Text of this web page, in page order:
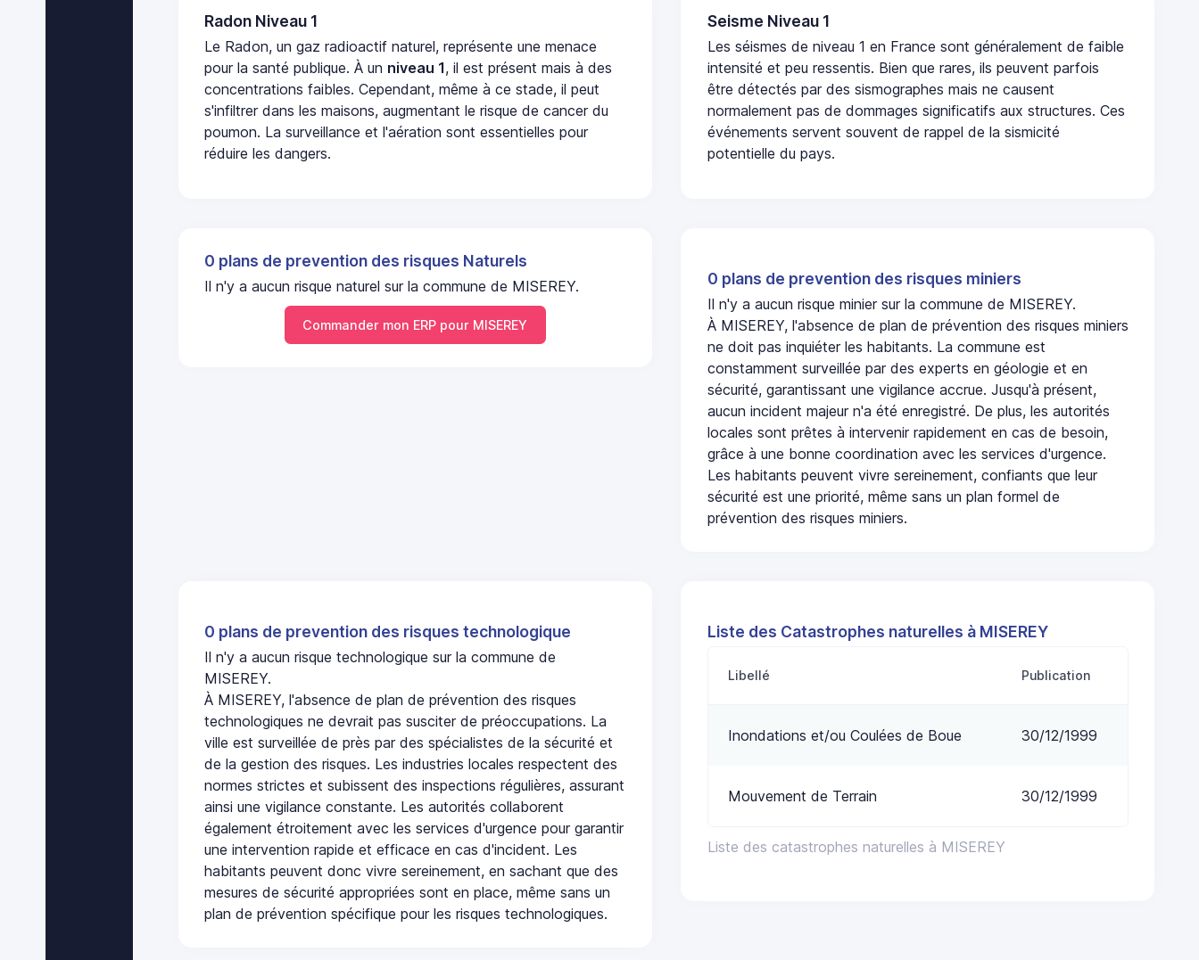
Radon Niveau 1
Le Radon, un gaz radioactif naturel, représente une menace
pour la santé publique. À un niveau 1, il est présent mais à des
concentrations faibles. Cependant, même à ce stade, il peut
s'infiltrer dans les maisons, augmentant le risque de cancer du
poumon. La surveillance et l'aération sont essentielles pour
réduire les dangers.
Seisme Niveau 1
Les séismes de niveau 1 en France sont généralement de faible
intensité et peu ressentis. Bien que rares, ils peuvent parfois
être détectés par des sismographes mais ne causent
normalement pas de dommages significatifs aux structures. Ces
événements servent souvent de rappel de la sismicité
potentielle du pays.
0 plans de prevention des risques Naturels
Il n'y a aucun risque naturel sur la commune de MISEREY.
Commander mon ERP pour MISEREY
0 plans de prevention des risques miniers
Il n'y a aucun risque minier sur la commune de MISEREY.
À MISEREY, l'absence de plan de prévention des risques miniers
ne doit pas inquiéter les habitants. La commune est
constamment surveillée par des experts en géologie et en
sécurité, garantissant une vigilance accrue. Jusqu'à présent,
aucun incident majeur n'a été enregistré. De plus, les autorités
locales sont prêtes à intervenir rapidement en cas de besoin,
grâce à une bonne coordination avec les services d'urgence.
Les habitants peuvent vivre sereinement, confiants que leur
sécurité est une priorité, même sans un plan formel de
prévention des risques miniers.
0 plans de prevention des risques technologique
Il n'y a aucun risque technologique sur la commune de
MISEREY.
À MISEREY, l'absence de plan de prévention des risques
technologiques ne devrait pas susciter de préoccupations. La
ville est surveillée de près par des spécialistes de la sécurité et
de la gestion des risques. Les industries locales respectent des
normes strictes et subissent des inspections régulières, assurant
ainsi une vigilance constante. Les autorités collaborent
également étroitement avec les services d'urgence pour garantir
une intervention rapide et efficace en cas d'incident. Les
habitants peuvent donc vivre sereinement, en sachant que des
mesures de sécurité appropriées sont en place, même sans un
plan de prévention spécifique pour les risques technologiques.
Liste des Catastrophes naturelles à MISEREY
Liste des catastrophes naturelles à MISEREY
Libellé Publication
Inondations et/ou Coulées de Boue 30/12/1999
Mouvement de Terrain 30/12/1999